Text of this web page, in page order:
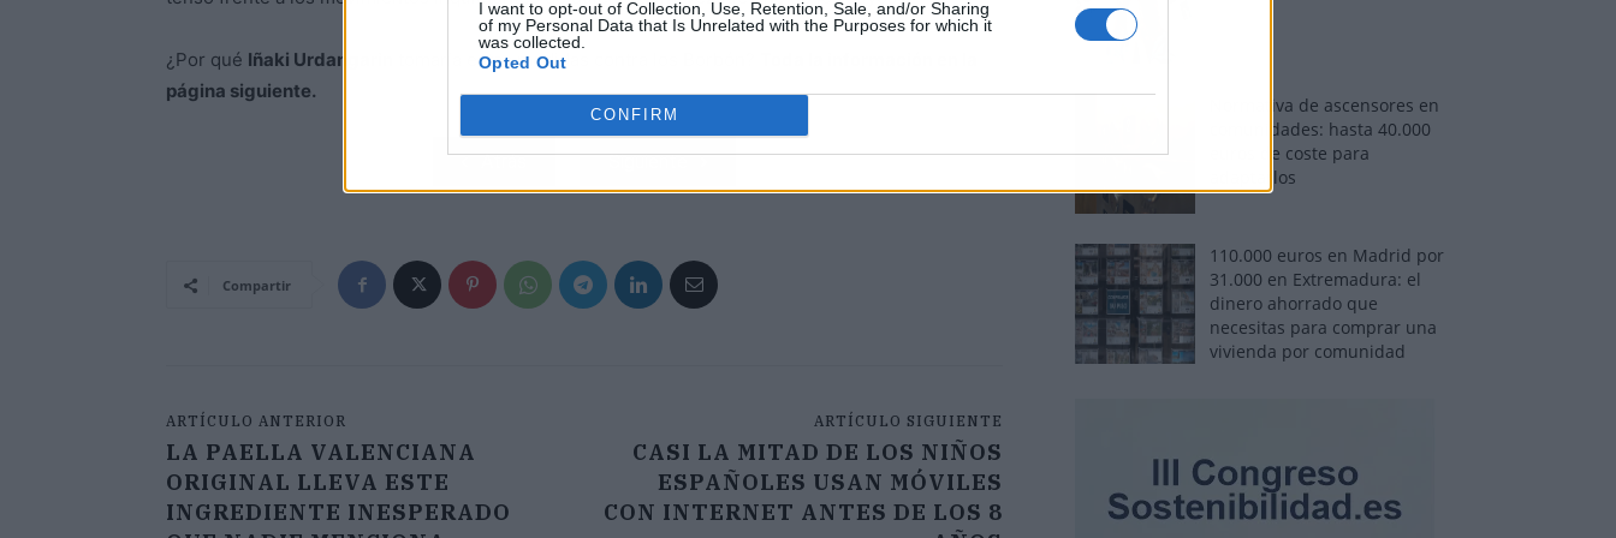
I want to opt-out of Collection, Use, Retention, Sale, and/or Sharing
of my Personal Data that Is Unrelated with the Purposes for which it
was collected.
Opted Out
CONFIRM
¿Por qué Iñaki Urdangarin tomaría estas medidas contra los Borbón?
página siguiente.
Atrás Siguiente
Compartir
ARTÍCULO ANTERIOR
LA PAELLA VALENCIANA
ORIGINAL LLEVA ESTE
INGREDIENTE INESPERADO
ARTÍCULO SIGUIENTE
CASI LA MITAD DE LOS NIÑOS
ESPAÑOLES USAN MÓVILES
CON INTERNET ANTES DE LOS 8
Normativa de ascensores en
comunidades: hasta 40.000
euros de coste para
adaptarlos
110.000 euros en Madrid por
31.000 en Extremadura: el
dinero ahorrado que
necesitas para comprar una
vivienda por comunidad